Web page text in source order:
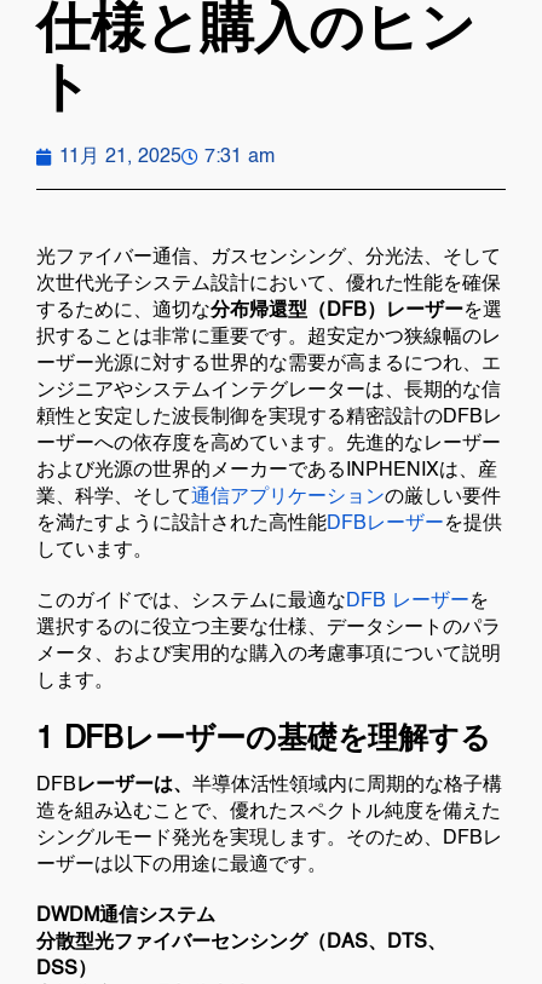
仕様と購入のヒン
ト
11月 21, 2025 7:31 am
光ファイバー通信、ガスセンシング、分光法、そして
次世代光子システム設計において、優れた性能を確保
するために、適切な分布帰還型（DFB）レーザーを選
択することは非常に重要です。超安定かつ狭線幅のレ
ーザー光源に対する世界的な需要が高まるにつれ、エ
ンジニアやシステムインテグレーターは、長期的な信
頼性と安定した波長制御を実現する精密設計のDFBレ
ーザーへの依存度を高めています。先進的なレーザー
および光源の世界的メーカーであるINPHENIXは、産
業、科学、そして通信アプリケーションの厳しい要件
を満たすように設計された高性能DFBレーザーを提供
しています。
このガイドでは、システムに最適なDFB レーザーを
選択するのに役立つ主要な仕様、データシートのパラ
メータ、および実用的な購入の考慮事項について説明
します。
1 DFBレーザーの基礎を理解する
DFBレーザーは、 半導体活性領域内に周期的な格子構
造を組み込むことで、優れたスペクトル純度を備えた
シングルモード発光を実現します。そのため、DFBレ
ーザーは以下の用途に最適です。
DWDM通信システム
分散型光ファイバーセンシング（DAS、DTS、
DSS）